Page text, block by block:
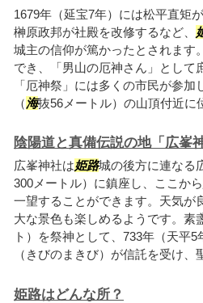
1679年（延宝7年）には松平直矩
榊原政邦が社殿を改修するなど、
城主の信仰が篤かったとされます
でき、「男山の厄神さん」として
「厄神祭」には多くの市民が参
（海抜56メートル）の山頂付近に
陰陽道と真備伝説の地「広峯神
広峯神社は姫路城の後方に連なる
300メートル）に鎮座し、ここから
一望することができます。天気が
大な景色も楽しめるようです。素
ト）を祭神として、733年（天平
（きびのまきび）が信託を受け、
姫路はどんな所？